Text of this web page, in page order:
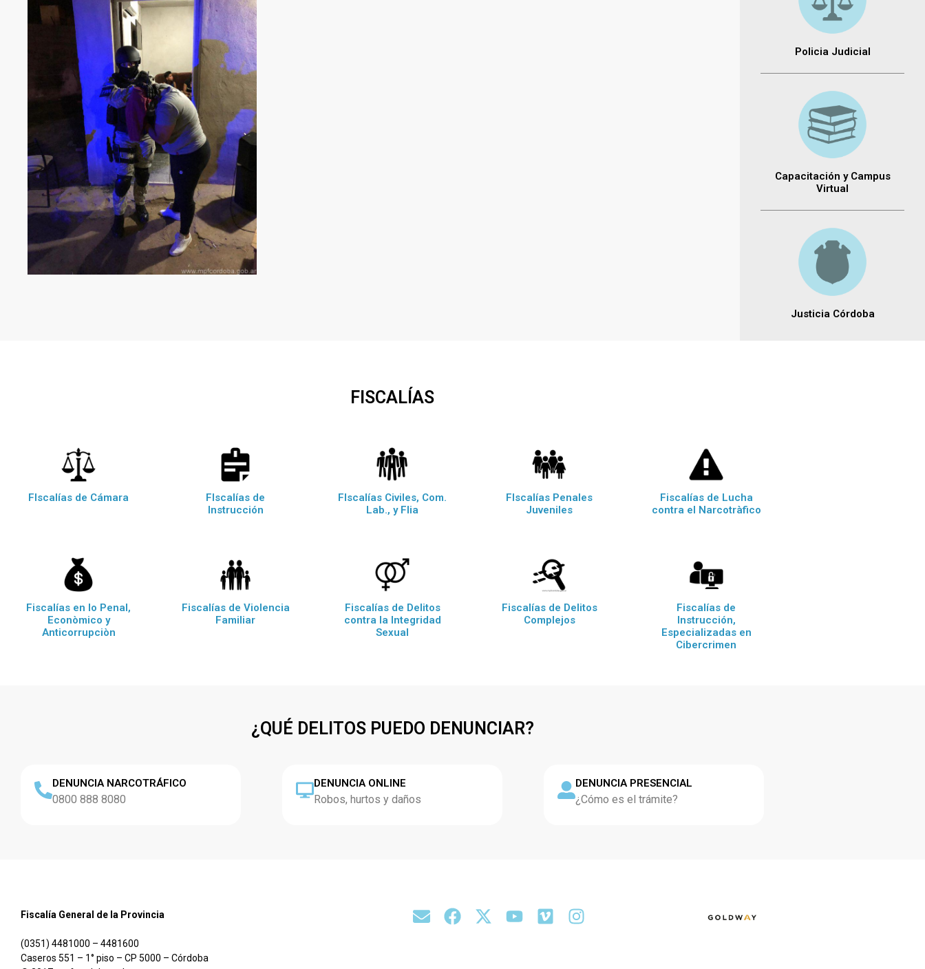
Policia Judicial
Capacitación y Campus
Virtual
Justicia Córdoba
FISCALÍAS
FIscalías de Cámara
FIscalías de
Instrucción
FIscalías Civiles, Com.
Lab., y Flia
FIscalías Penales
Juveniles
Fiscalías de Lucha
contra el Narcotràfico
Fiscalías en lo Penal,
Econòmico y
Anticorrupciòn
Fiscalías de Violencia
Familiar
Fiscalías de Delitos
contra la Integridad
Sexual
Fiscalías de Delitos
Complejos
Fiscalías de
Instrucción,
Especializadas en
Cibercrimen
¿QUÉ DELITOS PUEDO DENUNCIAR?
DENUNCIA NARCOTRÁFICO
0800 888 8080
DENUNCIA ONLINE
Robos, hurtos y daños
DENUNCIA PRESENCIAL
¿Cómo es el trámite?
Fiscalía General de la Provincia
(0351) 4481000 – 4481600
Caseros 551 – 1° piso – CP 5000 – Córdoba